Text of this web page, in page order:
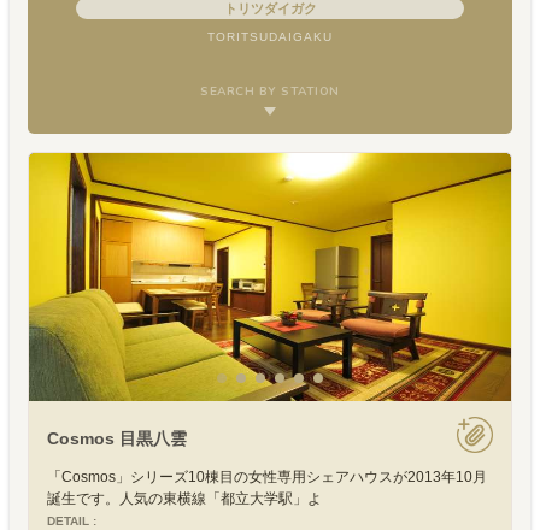
トリツダイガク
TORITSUDAIGAKU
SEARCH BY STATION
Cosmos 目黒八雲
「Cosmos」シリーズ10棟目の女性専用シェアハウスが2013年10月
誕生です。人気の東横線「都立大学駅」よ
DETAIL :